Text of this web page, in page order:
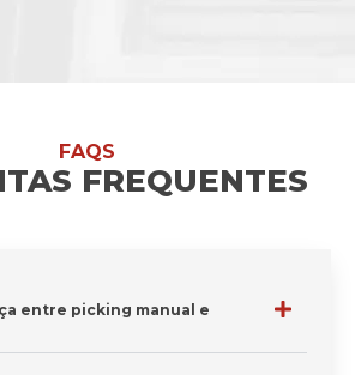
FAQS
FREQUENTES
entre picking manual e